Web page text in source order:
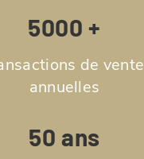
5000 +
de vente
annuelles
50 ans